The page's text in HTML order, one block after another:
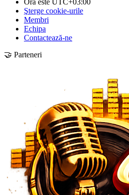
Şterge cookie-urile
Membri
Echipa
Contactează-ne
🤝 Parteneri